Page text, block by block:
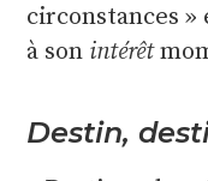
circonstances »
à son intérêt
Destin,